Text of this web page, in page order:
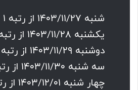
شنبه ۱۴۰۳/۱۱/۲۷ از رتبه ۱ تا ۲۵
یکشنبه ۱۴۰۳/۱۱/۲۸ از رتبه ۲۶ تا ۵۰
دوشنبه ۱۴۰۳/۱۱/۲۹ از رتبه ۵۱ تا ۷۵
سه شنبه ۱۴۰۳/۱۱/۳۰ از رتبه ۷۶ تا ۱۰۰
چهار شنبه ۱۴۰۳/۱۲/۰۱ از رتبه ۱۰۱ تا ۱۳۷